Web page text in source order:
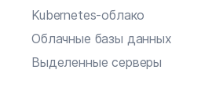
Kubernetes-облако
Облачные базы данных
Выделенные серверы